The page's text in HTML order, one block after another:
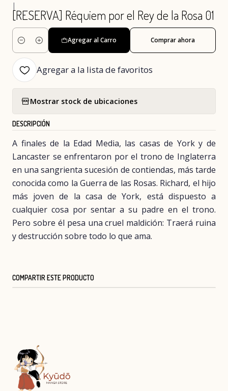
|
[RESERVA] Réquiem por el Rey de la Rosa 01
Cantidad
Agregar al Carro Comprar ahora
Agregar a la lista de favoritos
Mostrar stock de ubicaciones
DESCRIPCIÓN
A finales de la Edad Media, las casas de York y de
Lancaster se enfrentaron por el trono de Inglaterra
en una sangrienta sucesión de contiendas, más tarde
conocida como la Guerra de las Rosas. Richard, el hijo
más joven de la casa de York, está dispuesto a
cualquier cosa por sentar a su padre en el trono.
Pero sobre él pesa una cruel maldición: Traerá ruina
y destrucción sobre todo lo que ama.
COMPARTIR ESTE PRODUCTO